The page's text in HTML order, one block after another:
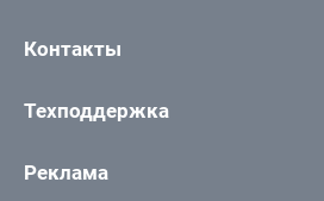
Контакты
Техподдержка
Реклама